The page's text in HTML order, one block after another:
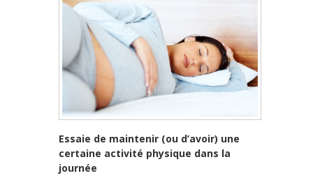
Essaie de maintenir (ou d’avoir) une
certaine activité physique dans la
journée